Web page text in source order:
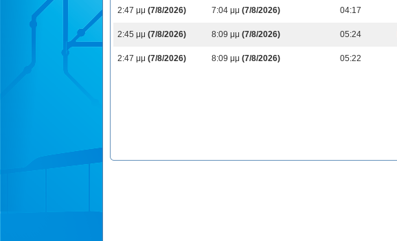
2:47 μμ (7/8/2026) 7:04 μμ (7/8/2026) 04:17
2:45 μμ (7/8/2026) 8:09 μμ (7/8/2026) 05:24
2:47 μμ (7/8/2026) 8:09 μμ (7/8/2026) 05:22